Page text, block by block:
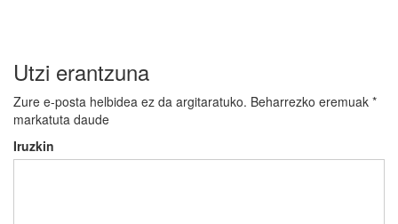
Utzi erantzuna
Zure e-posta helbidea ez da argitaratuko. Beharrezko eremuak *
markatuta daude
Iruzkin